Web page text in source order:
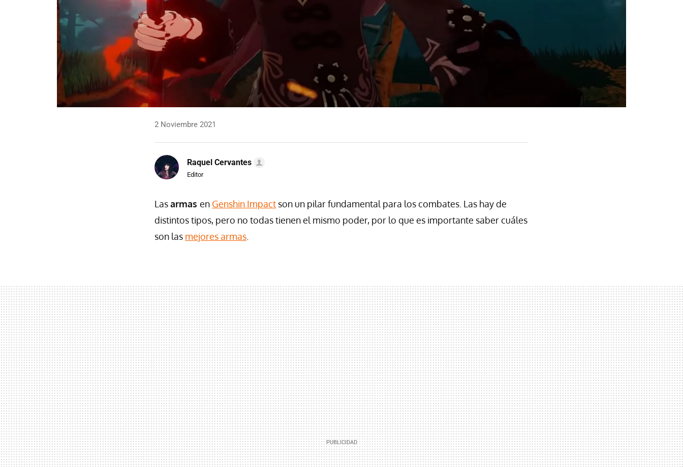
2 Noviembre 2021
Raquel Cervantes
Editor
Lasarmas en Genshin Impact son un pilar fundamental para los combates. Las hay de
distintos tipos, pero no todas tienen el mismo poder, por lo que es importante saber cuáles
son las mejores armas.